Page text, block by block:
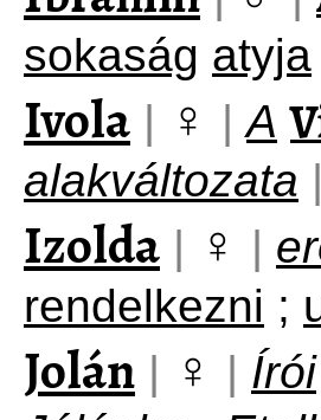
sokaság atyja
Ivola | ♀ | A
alakváltozata |
Izolda | ♀ |
rendelkezni ;
Jolán | ♀ | Írói